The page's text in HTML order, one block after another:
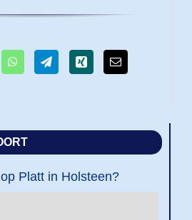
Platt in Holsteen?